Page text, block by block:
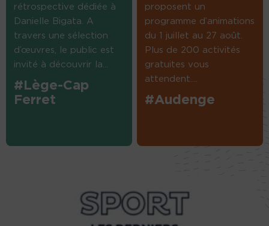
rétrospective dédiée à
Danielle Bigata. A
travers une sélection
d’œuvres, le public est
invité à découvrir la...
#Lège-Cap
Ferret
proposent un
programme d’animations
du 1 juillet au 27 août.
Plus de 200 activités
gratuites vous
attendent....
#Audenge